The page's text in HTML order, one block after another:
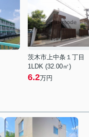
茨木市上中条１丁目
1LDK (32.00㎡)
6.2万円